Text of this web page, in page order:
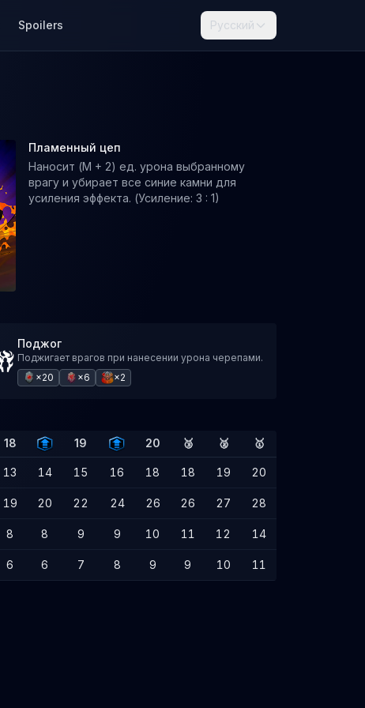
Spoilers Русский
Пламенный цеп
Наносит (M + 2) ед. урона выбранному
врагу и убирает все синие камни для
усиления эффекта. (Усиление: 3 : 1)
Поджог
Поджигает врагов при нанесении урона черепами.
×20
×6 ×2
18 19 20 🥉 🥈 🥇
13 14 15 16 18 18 19 20
19 20 22 24 26 26 27 28
8 8 9 9 10 11 12 14
6 6 7 8 9 9 10 11